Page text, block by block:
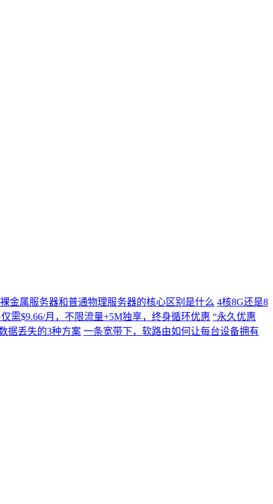
裸金属服务器和普通物理服务器的核心区别是什么 4核8G还是8
需$9.66/月，不限流量+5M独享，终身循环优惠 “永久优惠
据丢失的3种方案 一条宽带下，软路由如何让每台设备拥有